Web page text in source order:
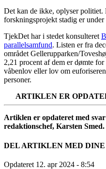
Det kan de ikke, oplyser
forskningsprojekt stadig er under
TjekDet har i stedet konsulteret
parallelsamfund. Listen er fra
området Gellerupparken/
2,21 procent af dem er dømte
våbenlov eller lov om
personer.
ARTIKLEN ER
Artiklen er opdateret med
redaktionschef, Karsten Smed.
DEL ARTIKLEN MED
Opdateret 12. apr 2024 - 8:54